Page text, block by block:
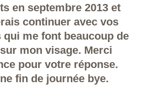
en septembre 2013 et
continuer avec vos
me font beaucoup de
mon visage. Merci
pour votre réponse.
fin de journée bye.